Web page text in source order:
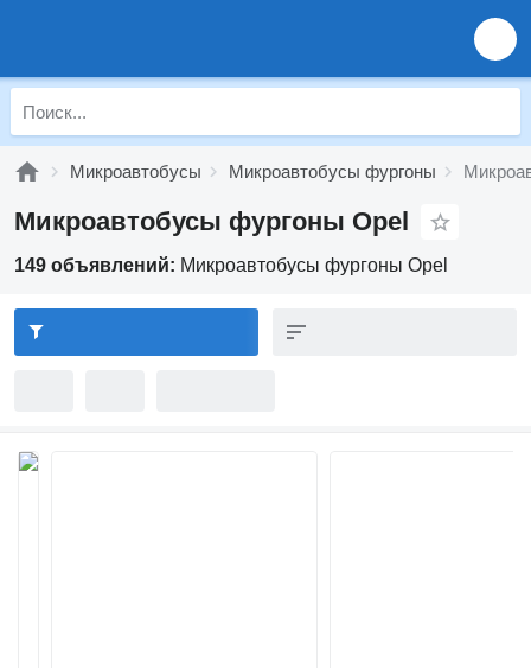
Микроавтобусы Микроавтобусы фургоны
Микроавтобусы фургоны Opel
149 объявлений: Микроавтобусы фургоны Opel